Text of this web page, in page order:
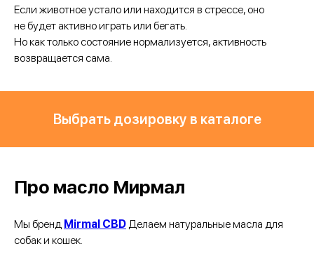
Если животное устало или находится в стрессе, оно
не будет активно играть или бегать.
Но как только состояние нормализуется, активность
возвращается сама.
Выбрать дозировку в каталоге
Про масло Мирмал
Мы бренд Mirmal CBDДелаем натуральные масла для
собак и кошек.